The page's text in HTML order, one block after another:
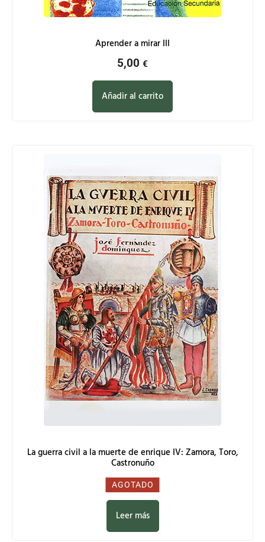
Aprender a mirar III
5,00 €
Añadir al carrito
La guerra civil a la muerte de enrique IV: Zamora, Toro,
Castronuño
0,00 €
AGOTADO
Leer más